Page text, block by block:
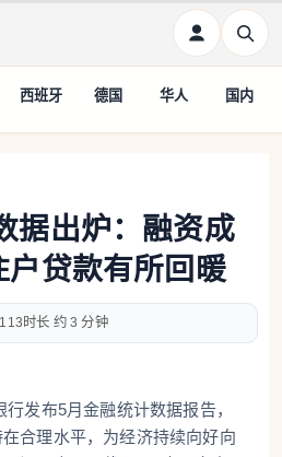
西班牙 德国 华人 国内
据出炉：融资成
贷款有所回暖
113 约 3 分钟
发布5月金融统计数据报告，
合理水平，为经济持续向好向